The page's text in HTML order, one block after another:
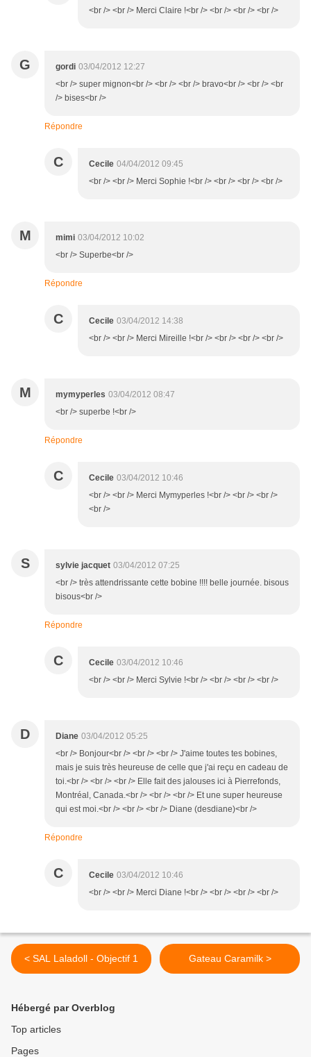
<br /> <br /> Merci Claire !<br /> <br /> <br /> <br />
G gordi 03/04/2012 12:27
<br /> super mignon<br /> <br /> <br /> bravo<br /> <br /> <br
/> bises<br />
Répondre
C Cecile 04/04/2012 09:45
<br /> <br /> Merci Sophie !<br /> <br /> <br /> <br />
M mimi 03/04/2012 10:02
<br /> Superbe<br />
Répondre
C Cecile 03/04/2012 14:38
<br /> <br /> Merci Mireille !<br /> <br /> <br /> <br />
M mymyperles 03/04/2012 08:47
<br /> superbe !<br />
Répondre
C Cecile 03/04/2012 10:46
<br /> <br /> Merci Mymyperles !<br /> <br /> <br />
<br />
S sylvie jacquet 03/04/2012 07:25
<br /> très attendrissante cette bobine !!!! belle journée. bisous
bisous<br />
Répondre
C Cecile 03/04/2012 10:46
<br /> <br /> Merci Sylvie !<br /> <br /> <br /> <br />
D Diane 03/04/2012 05:25
<br /> Bonjour<br /> <br /> <br /> J'aime toutes tes bobines,
mais je suis très heureuse de celle que j'ai reçu en cadeau de
toi.<br /> <br /> <br /> Elle fait des jalouses ici à Pierrefonds,
Montréal, Canada.<br /> <br /> <br /> Et une super heureuse
qui est moi.<br /> <br /> <br /> Diane (desdiane)<br />
Répondre
C Cecile 03/04/2012 10:46
<br /> <br /> Merci Diane !<br /> <br /> <br /> <br />
< SAL Laladoll - Objectif 1 Gateau Caramilk >
Hébergé par Overblog
Top articles
Pages